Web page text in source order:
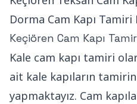
Dorma Cam Kapı Tamiri
Keçiören Cam Kapı
Kale cam kapı tamiri
ait kale kapıların tamirini
yapmaktayız. Cam